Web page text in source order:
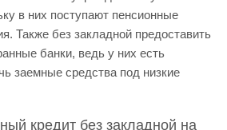
в них поступают пенсионные
Также без закладной предоставить
банки, ведь у них есть
заемные средства под низкие
кредит без закладной на